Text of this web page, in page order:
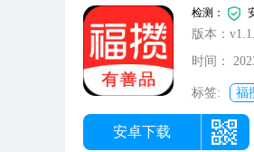
检测：
版本：
时间：
05:07:37
标签: 福
安卓下载